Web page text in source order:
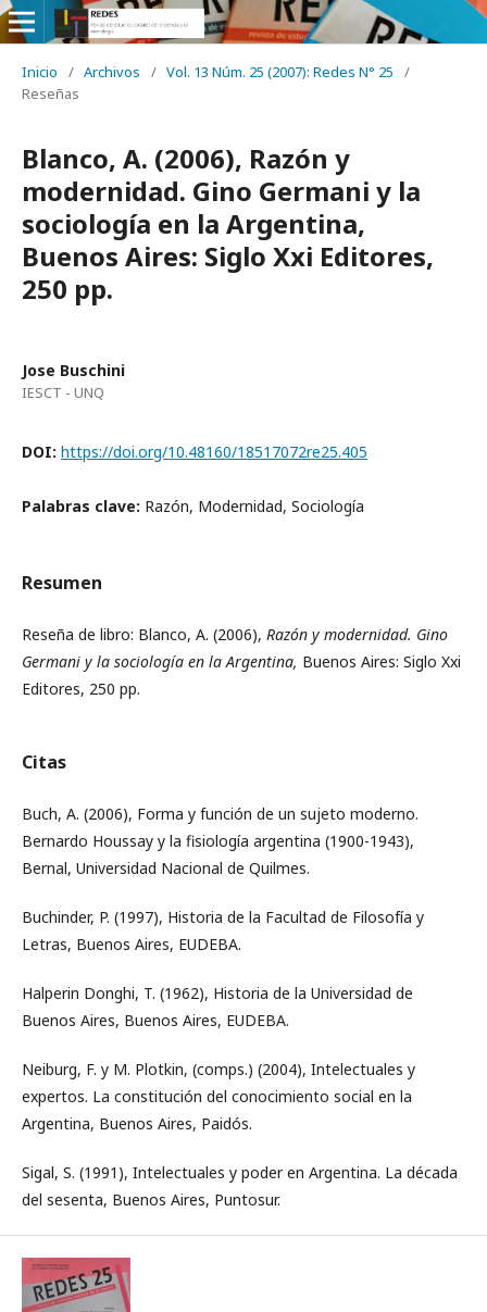
Inicio / Archivos / Vol. 13 Núm. 25 (2007): Redes N° 25
/
Reseñas
Blanco, A. (2006), Razón y
modernidad. Gino Germani y la
sociología en la Argentina,
Buenos Aires: Siglo Xxi Editores,
250 pp.
Jose Buschini
IESCT - UNQ
DOI: https://doi.org/10.48160/18517072re25.405
Palabras clave: Razón, Modernidad, Sociología
Resumen
Reseña de libro: Blanco, A. (2006), Razón y modernidad. Gino
Germani y la sociología en la Argentina, Buenos Aires: Siglo Xxi
Editores, 250 pp.
Citas
Buch, A. (2006), Forma y función de un sujeto moderno.
Bernardo Houssay y la fisiología argentina (1900-1943),
Bernal, Universidad Nacional de Quilmes.
Buchinder, P. (1997), Historia de la Facultad de Filosofía y
Letras, Buenos Aires, EUDEBA.
Halperin Donghi, T. (1962), Historia de la Universidad de
Buenos Aires, Buenos Aires, EUDEBA.
Neiburg, F. y M. Plotkin, (comps.) (2004), Intelectuales y
expertos. La constitución del conocimiento social en la
Argentina, Buenos Aires, Paidós.
Sigal, S. (1991), Intelectuales y poder en Argentina. La década
del sesenta, Buenos Aires, Puntosur.